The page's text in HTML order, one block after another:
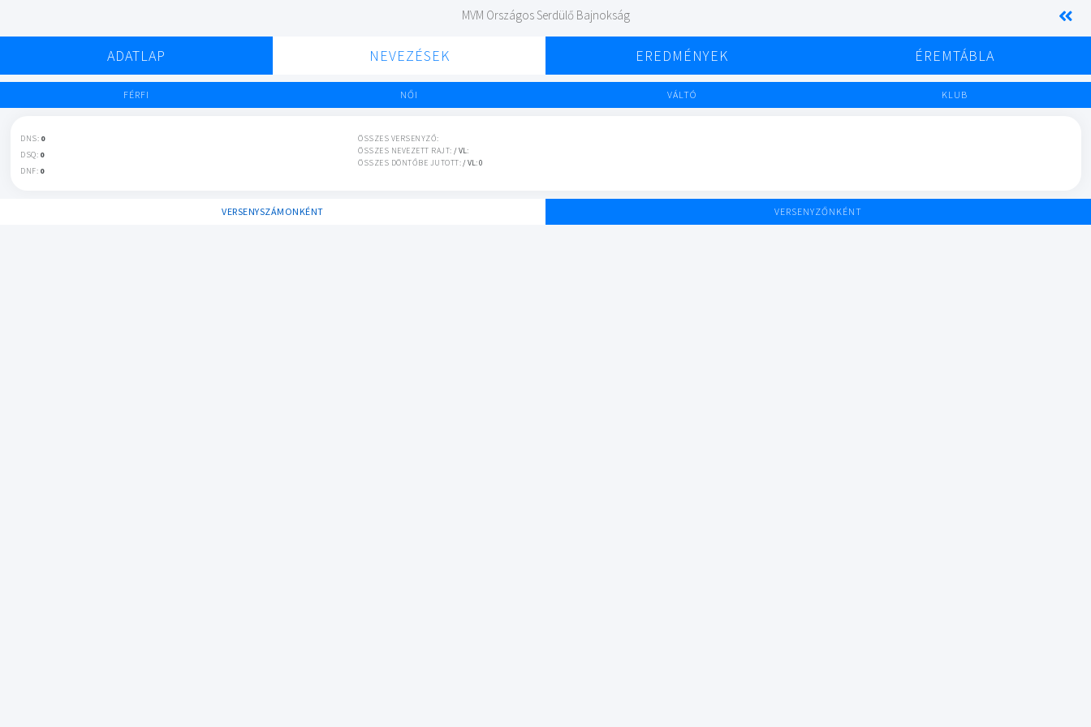
MVM Országos Serdülő Bajnokság
ADATLAP NEVEZÉSEK EREDMÉNYEK ÉREMTÁBLA
FÉRFI NŐI VÁLTÓ KLUB
DNS: 0
DSQ: 0
DNF: 0
ÖSSZES VERSENYZŐ:
ÖSSZES NEVEZETT RAJT: / VL:
ÖSSZES DÖNTŐBE JUTOTT:/ VL: 0
VERSENYSZÁMONKÉNT VERSENYZŐNKÉNT